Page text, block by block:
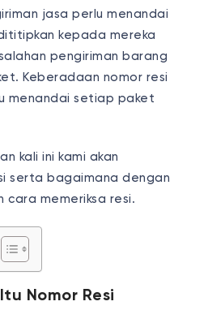
jasa perlu menandai
kepada mereka
pengiriman barang
Keberadaan nomor resi
menandai setiap paket
kali ini kami akan
serta bagaimana dengan
cara memeriksa resi.
Nomor Resi